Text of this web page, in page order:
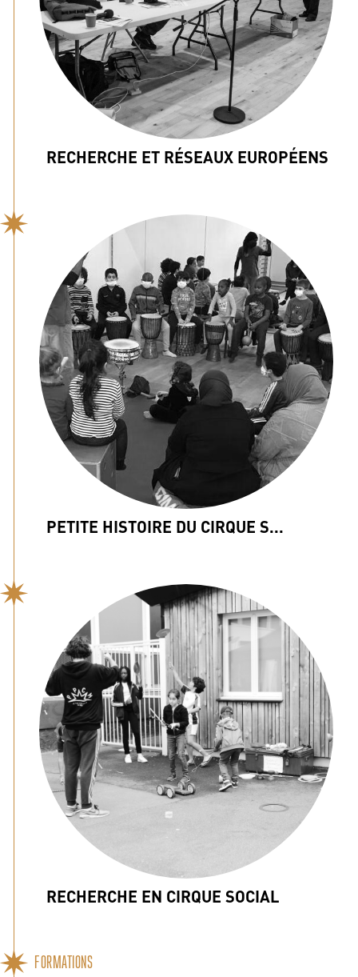
RECHERCHE ET RÉSEAUX EUROPÉENS
PETITE HISTOIRE DU CIRQUE S...
RECHERCHE EN CIRQUE SOCIAL
FORMATIONS